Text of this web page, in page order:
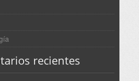
recientes